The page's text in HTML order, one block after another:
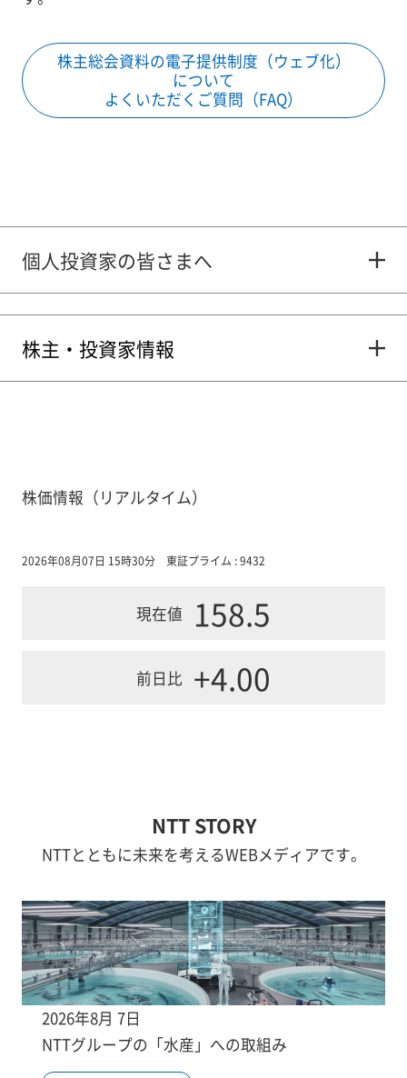
株主総会資料の電子提供制度（ウェブ化）
について
よくいただくご質問（FAQ）
個人投資家の皆さまへ
株主・投資家情報
株価情報（リアルタイム）
2026年08月07日 15時30分 東証プライム : 9432
現在値 158.5
前日比 +4.00
NTT STORY
NTTとともに未来を考えるWEBメディアです。
2026年8月 7日
NTTグループの「水産」への取組み